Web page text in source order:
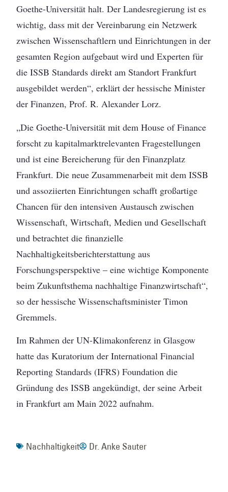
Goethe-Universität halt. Der Landesregierung ist es
wichtig, dass mit der Vereinbarung ein Netzwerk
zwischen Wissenschaftlern und Einrichtungen in der
gesamten Region aufgebaut wird und Experten für
die ISSB Standards direkt am Standort Frankfurt
ausgebildet werden“, erklärt der hessische Minister
der Finanzen, Prof. R. Alexander Lorz.
„Die Goethe-Universität mit dem House of Finance
forscht zu kapitalmarktrelevanten Fragestellungen
und ist eine Bereicherung für den Finanzplatz
Frankfurt. Die neue Zusammenarbeit mit dem ISSB
und assoziierten Einrichtungen schafft großartige
Chancen für den intensiven Austausch zwischen
Wissenschaft, Wirtschaft, Medien und Gesellschaft
und betrachtet die finanzielle
Nachhaltigkeitsberichterstattung aus
Forschungsperspektive – eine wichtige Komponente
beim Zukunftsthema nachhaltige Finanzwirtschaft“,
so der hessische Wissenschaftsminister Timon
Gremmels.
Im Rahmen der UN-Klimakonferenz in Glasgow
hatte das Kuratorium der International Financial
Reporting Standards (IFRS) Foundation die
Gründung des ISSB angekündigt, der seine Arbeit
in Frankfurt am Main 2022 aufnahm.
Nachhaltigkeit Dr. Anke Sauter